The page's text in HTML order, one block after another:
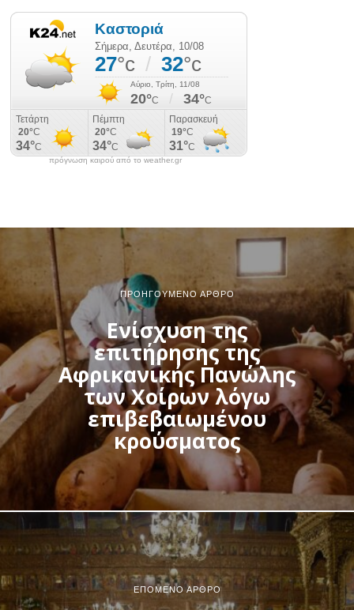
πρόγνωση καιρού από το weather.gr
ΠΡΟΗΓΟΎΜΕΝΟ ΆΡΘΡΟ
Ενίσχυση της
επιτήρησης της
Αφρικανικής Πανώλης
των Χοίρων λόγω
επιβεβαιωμένου
κρούσματος
ΕΠΌΜΕΝΟ ΆΡΘΡΟ